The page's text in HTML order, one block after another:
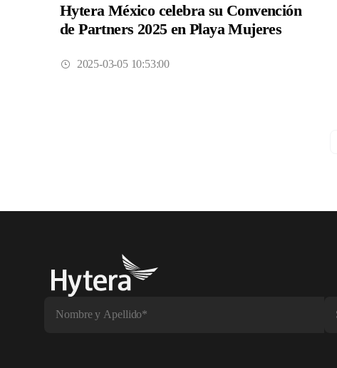
Hytera México celebra su Convención
de Partners 2025 en Playa Mujeres
2025-03-05 10:53:00